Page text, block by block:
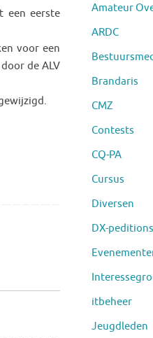
een eerste
voor een
de ALV
Amateur
ARDC
Brandaris
CMZ
Contests
CQ-PA
Cursus
Diversen
DX-peditions
itbeheer
Jeugdleden